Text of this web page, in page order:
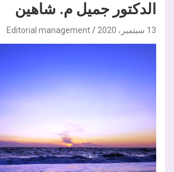
الدكتور جميل م. شاهين
13 سبتمبر، 2020 Editorial management